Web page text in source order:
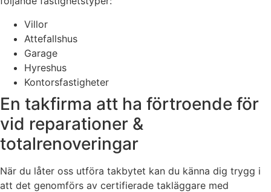
Villor
Attefallshus
Garage
Hyreshus
Kontorsfastigheter
En takfirma att ha förtroende för
vid reparationer &
totalrenoveringar
När du låter oss utföra takbytet kan du känna dig trygg i
att det genomförs av certifierade takläggare med